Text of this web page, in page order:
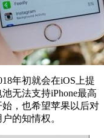
年初就会在iOS上提
无法支持iPhone最高
，也希望苹果以后对
的知情权。